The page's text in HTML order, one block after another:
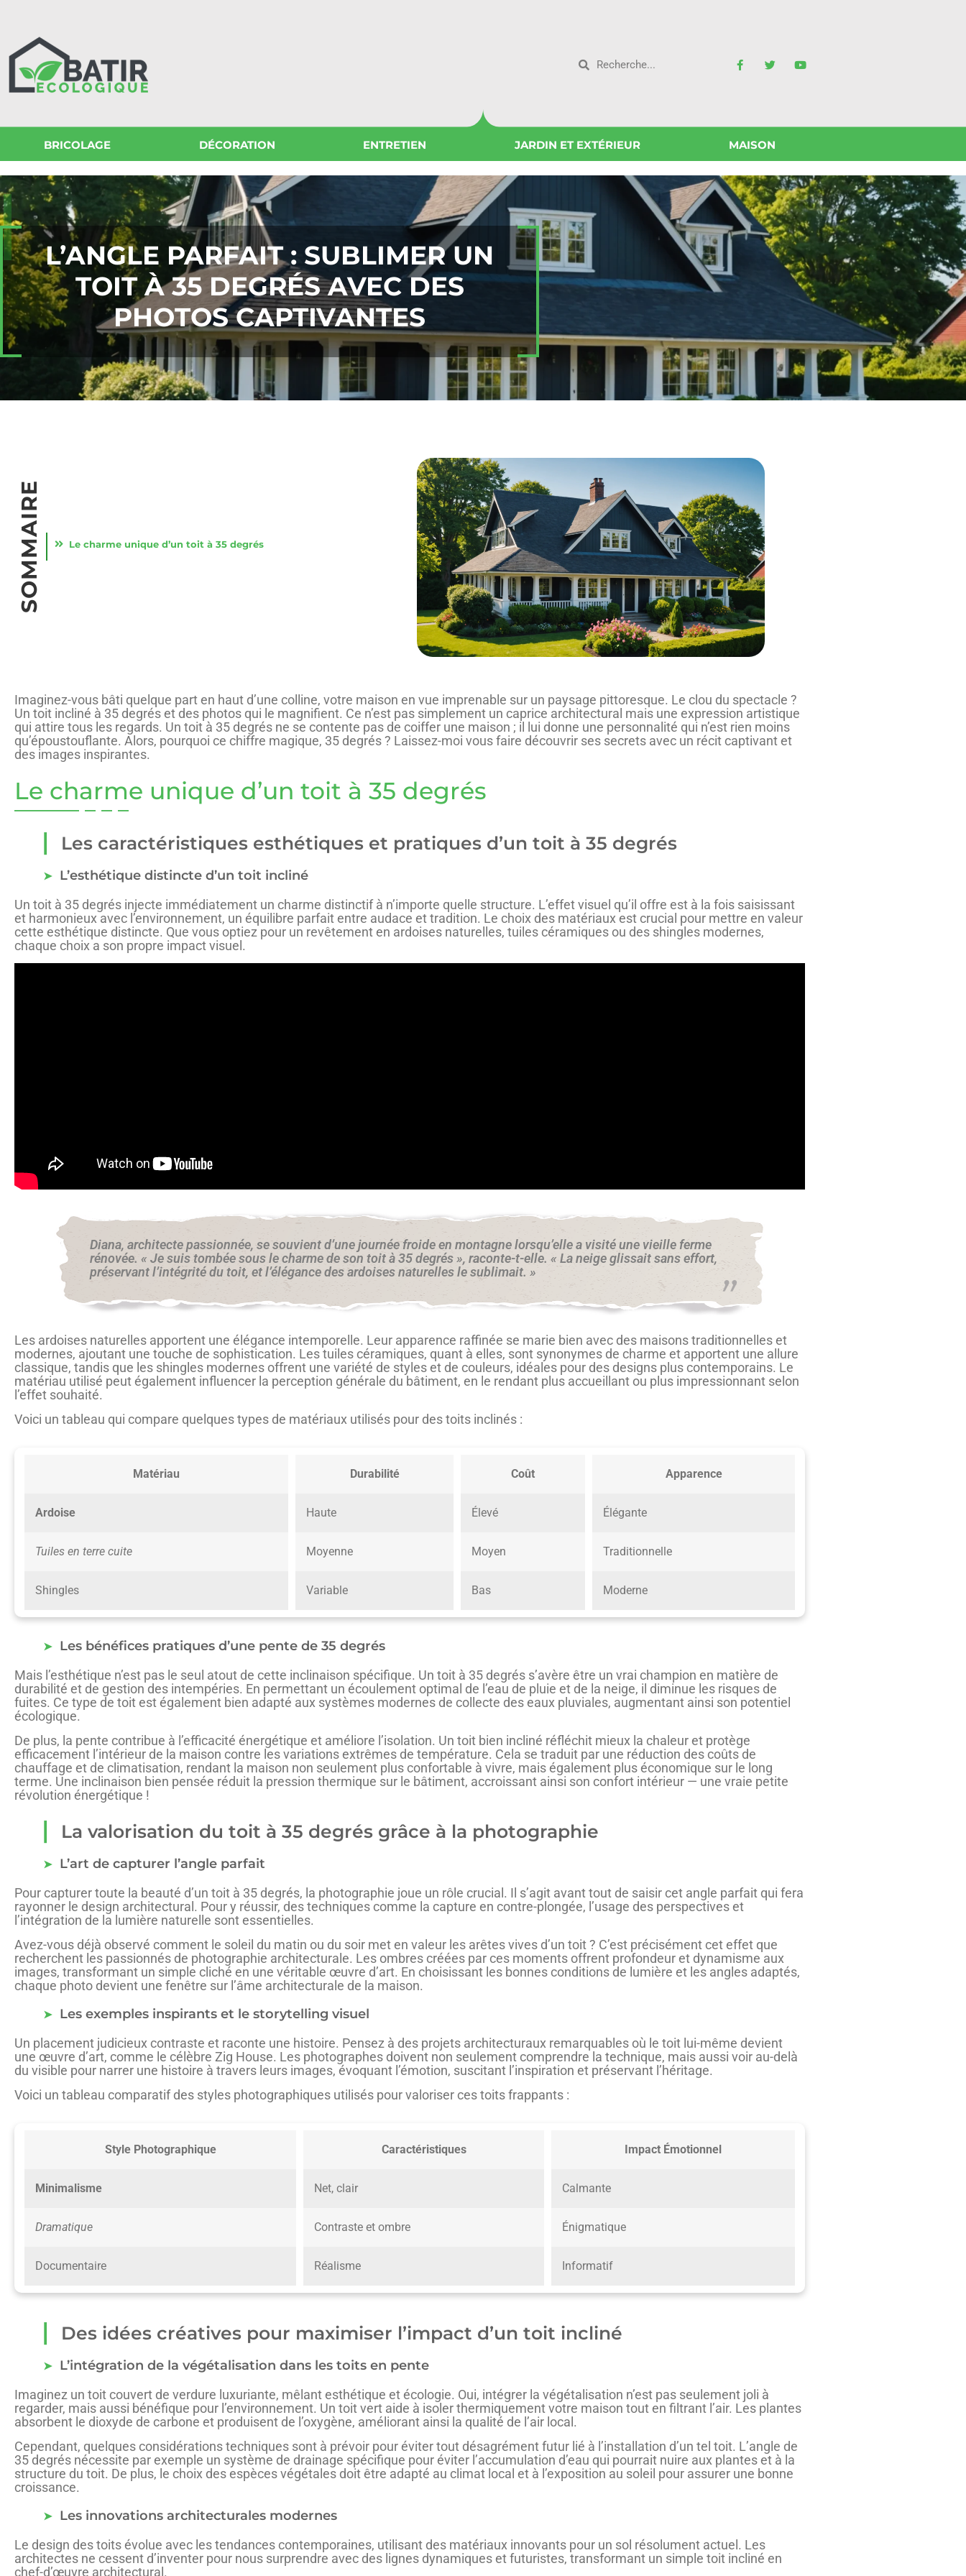
BRICOLAGE DÉCORATION ENTRETIEN JARDIN ET EXTÉRIEUR MAISON
L’ANGLE PARFAIT : SUBLIMER UN
TOIT À 35 DEGRÉS AVEC DES
PHOTOS CAPTIVANTES
SOMMAIRE Le charme unique d’un toit à 35 degrés
Imaginez-vous bâti quelque part en haut d’une colline, votre maison en vue imprenable sur un paysage pittoresque. Le clou du spectacle ?
Un toit incliné à 35 degrés et des photos qui le magnifient. Ce n’est pas simplement un caprice architectural mais une expression artistique
qui attire tous les regards. Un toit à 35 degrés ne se contente pas de coiffer une maison ; il lui donne une personnalité qui n’est rien moins
qu’époustouflante. Alors, pourquoi ce chiffre magique, 35 degrés ? Laissez-moi vous faire découvrir ses secrets avec un récit captivant et
des images inspirantes.
Le charme unique d’un toit à 35 degrés
Les caractéristiques esthétiques et pratiques d’un toit à 35 degrés
L’esthétique distincte d’un toit incliné
Un toit à 35 degrés injecte immédiatement un charme distinctif à n’importe quelle structure. L’effet visuel qu’il offre est à la fois saisissant
et harmonieux avec l’environnement, un équilibre parfait entre audace et tradition. Le choix des matériaux est crucial pour mettre en valeur
cette esthétique distincte. Que vous optiez pour un revêtement en ardoises naturelles, tuiles céramiques ou des shingles modernes,
chaque choix a son propre impact visuel.
Diana, architecte passionnée, se souvient d’une journée froide en montagne lorsqu’elle a visité une vieille ferme
rénovée. « Je suis tombée sous le charme de son toit à 35 degrés », raconte-t-elle. « La neige glissait sans effort,
préservant l’intégrité du toit, et l’élégance des ardoises naturelles le sublimait. »
Les ardoises naturelles apportent une élégance intemporelle. Leur apparence raffinée se marie bien avec des maisons traditionnelles et
modernes, ajoutant une touche de sophistication. Les tuiles céramiques, quant à elles, sont synonymes de charme et apportent une allure
classique, tandis que les shingles modernes offrent une variété de styles et de couleurs, idéales pour des designs plus contemporains. Le
matériau utilisé peut également influencer la perception générale du bâtiment, en le rendant plus accueillant ou plus impressionnant selon
l’effet souhaité.
Voici un tableau qui compare quelques types de matériaux utilisés pour des toits inclinés :
Matériau Durabilité Coût Apparence
Ardoise Haute Élevé Élégante
Tuiles en terre cuite Moyenne Moyen Traditionnelle
Shingles Variable Bas Moderne
Les bénéfices pratiques d’une pente de 35 degrés
Mais l’esthétique n’est pas le seul atout de cette inclinaison spécifique. Un toit à 35 degrés s’avère être un vrai champion en matière de
durabilité et de gestion des intempéries. En permettant un écoulement optimal de l’eau de pluie et de la neige, il diminue les risques de
fuites. Ce type de toit est également bien adapté aux systèmes modernes de collecte des eaux pluviales, augmentant ainsi son potentiel
écologique.
De plus, la pente contribue à l’efficacité énergétique et améliore l’isolation. Un toit bien incliné réfléchit mieux la chaleur et protège
efficacement l’intérieur de la maison contre les variations extrêmes de température. Cela se traduit par une réduction des coûts de
chauffage et de climatisation, rendant la maison non seulement plus confortable à vivre, mais également plus économique sur le long
terme. Une inclinaison bien pensée réduit la pression thermique sur le bâtiment, accroissant ainsi son confort intérieur — une vraie petite
révolution énergétique !
La valorisation du toit à 35 degrés grâce à la photographie
L’art de capturer l’angle parfait
Pour capturer toute la beauté d’un toit à 35 degrés, la photographie joue un rôle crucial. Il s’agit avant tout de saisir cet angle parfait qui fera
rayonner le design architectural. Pour y réussir, des techniques comme la capture en contre-plongée, l’usage des perspectives et
l’intégration de la lumière naturelle sont essentielles.
Avez-vous déjà observé comment le soleil du matin ou du soir met en valeur les arêtes vives d’un toit ? C’est précisément cet effet que
recherchent les passionnés de photographie architecturale. Les ombres créées par ces moments offrent profondeur et dynamisme aux
images, transformant un simple cliché en une véritable œuvre d’art. En choisissant les bonnes conditions de lumière et les angles adaptés,
chaque photo devient une fenêtre sur l’âme architecturale de la maison.
Les exemples inspirants et le storytelling visuel
Un placement judicieux contraste et raconte une histoire. Pensez à des projets architecturaux remarquables où le toit lui-même devient
une œuvre d’art, comme le célèbre Zig House. Les photographes doivent non seulement comprendre la technique, mais aussi voir au-delà
du visible pour narrer une histoire à travers leurs images, évoquant l’émotion, suscitant l’inspiration et préservant l’héritage.
Voici un tableau comparatif des styles photographiques utilisés pour valoriser ces toits frappants :
Style Photographique Caractéristiques Impact Émotionnel
Minimalisme Net, clair Calmante
Dramatique Contraste et ombre Énigmatique
Documentaire Réalisme Informatif
Des idées créatives pour maximiser l’impact d’un toit incliné
L’intégration de la végétalisation dans les toits en pente
Imaginez un toit couvert de verdure luxuriante, mêlant esthétique et écologie. Oui, intégrer la végétalisation n’est pas seulement joli à
regarder, mais aussi bénéfique pour l’environnement. Un toit vert aide à isoler thermiquement votre maison tout en filtrant l’air. Les plantes
absorbent le dioxyde de carbone et produisent de l’oxygène, améliorant ainsi la qualité de l’air local.
Cependant, quelques considérations techniques sont à prévoir pour éviter tout désagrément futur lié à l’installation d’un tel toit. L’angle de
35 degrés nécessite par exemple un système de drainage spécifique pour éviter l’accumulation d’eau qui pourrait nuire aux plantes et à la
structure du toit. De plus, le choix des espèces végétales doit être adapté au climat local et à l’exposition au soleil pour assurer une bonne
croissance.
Les innovations architecturales modernes
Le design des toits évolue avec les tendances contemporaines, utilisant des matériaux innovants pour un sol résolument actuel. Les
architectes ne cessent d’inventer pour nous surprendre avec des lignes dynamiques et futuristes, transformant un simple toit incliné en
chef-d’œuvre architectural.